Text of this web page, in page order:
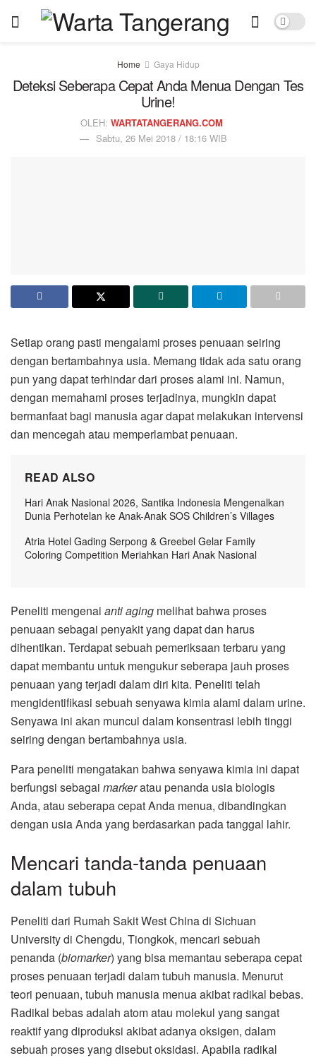
Home Gaya Hidup
Deteksi Seberapa Cepat Anda Menua Dengan Tes
Urine!
OLEH: WARTATANGERANG.COM
Sabtu, 26 Mei 2018 / 18:16 WIB
Setiap orang pasti mengalami proses penuaan seiring
dengan bertambahnya usia. Memang tidak ada satu orang
pun yang dapat terhindar dari proses alami ini. Namun,
dengan memahami proses terjadinya, mungkin dapat
bermanfaat bagi manusia agar dapat melakukan intervensi
dan mencegah atau memperlambat penuaan.
READ ALSO
Hari Anak Nasional 2026, Santika Indonesia Mengenalkan
Dunia Perhotelan ke Anak-Anak SOS Children’s Villages
Atria Hotel Gading Serpong & Greebel Gelar Family
Coloring Competition Meriahkan Hari Anak Nasional
Peneliti mengenai anti aging melihat bahwa proses
penuaan sebagai penyakit yang dapat dan harus
dihentikan. Terdapat sebuah pemeriksaan terbaru yang
dapat membantu untuk mengukur seberapa jauh proses
penuaan yang terjadi dalam diri kita. Peneliti telah
mengidentifikasi sebuah senyawa kimia alami dalam urine.
Senyawa ini akan muncul dalam konsentrasi lebih tinggi
seiring dengan bertambahnya usia.
Para peneliti mengatakan bahwa senyawa kimia ini dapat
berfungsi sebagai markeratau penanda usia biologis
Anda, atau seberapa cepat Anda menua, dibandingkan
dengan usia Anda yang berdasarkan pada tanggal lahir.
Mencari tanda-tanda penuaan
dalam tubuh
Peneliti dari Rumah Sakit West China di Sichuan
University di Chengdu, Tiongkok, mencari sebuah
penanda (biomarker) yang bisa memantau seberapa cepat
proses penuaan terjadi dalam tubuh manusia. Menurut
teori penuaan, tubuh manusia menua akibat radikal bebas.
Radikal bebas adalah atom atau molekul yang sangat
reaktif yang diproduksi akibat adanya oksigen, dalam
sebuah proses yang disebut oksidasi. Apabila radikal